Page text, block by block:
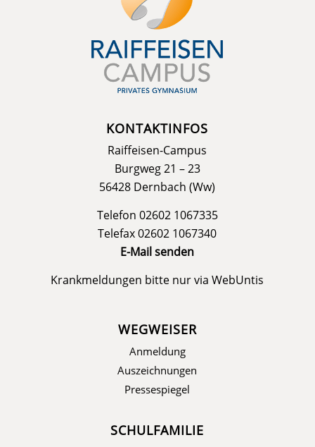
KONTAKTINFOS
Raiffeisen-Campus
Burgweg 21 – 23
56428 Dernbach (Ww)
Telefon 02602 1067335
Telefax 02602 1067340
E-Mail senden
Krankmeldungen bitte nur viaWebUntis
WEGWEISER
Anmeldung
Auszeichnungen
Pressespiegel
SCHULFAMILIE